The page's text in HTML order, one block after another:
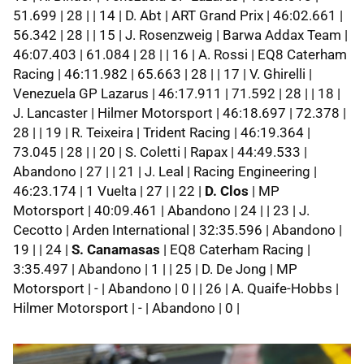
51.699 | 28 | | 14 | D. Abt | ART Grand Prix | 46:02.661 |
56.342 | 28 | | 15 | J. Rosenzweig | Barwa Addax Team |
46:07.403 | 61.084 | 28 | | 16 | A. Rossi | EQ8 Caterham
Racing | 46:11.982 | 65.663 | 28 | | 17 | V. Ghirelli |
Venezuela GP Lazarus | 46:17.911 | 71.592 | 28 | | 18 |
J. Lancaster | Hilmer Motorsport | 46:18.697 | 72.378 |
28 | | 19 | R. Teixeira | Trident Racing | 46:19.364 |
73.045 | 28 | | 20 | S. Coletti | Rapax | 44:49.533 |
Abandono | 27 | | 21 | J. Leal | Racing Engineering |
46:23.174 | 1 Vuelta | 27 | | 22 | D. Clos | MP
Motorsport | 40:09.461 | Abandono | 24 | | 23 | J.
Cecotto | Arden International | 32:35.596 | Abandono |
19 | | 24 | S. Canamasas | EQ8 Caterham Racing |
3:35.497 | Abandono | 1 | | 25 | D. De Jong | MP
Motorsport | - | Abandono | 0 | | 26 | A. Quaife-Hobbs |
Hilmer Motorsport | - | Abandono | 0 |